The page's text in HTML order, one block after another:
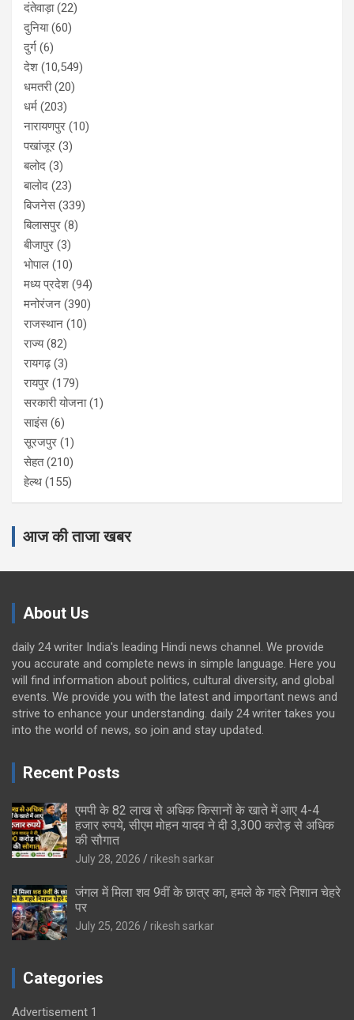
दंतेवाड़ा(22)
दुनिया(60)
दुर्ग (6)
देश (10,549)
धमतरी(20)
धर्म (203)
नारायणपुर (10)
पखांजूर (3)
बलोद (3)
बालोद (23)
बिजनेस(339)
बिलासपुर (8)
बीजापुर (3)
भोपाल (10)
मध्य प्रदेश (94)
मनोरंजन (390)
राजस्थान (10)
राज्य(82)
रायगढ़(3)
रायपुर (179)
सरकारी योजना(1)
साइंस(6)
सूरजपुर (1)
सेहत(210)
हेल्थ (155)
आज की ताजा खबर
About Us
daily 24 writer India's leading Hindi news channel. We provide
you accurate and complete news in simple language. Here you
will find information about politics, cultural diversity, and global
events. We provide you with the latest and important news and
strive to enhance your understanding. daily 24 writer takes you
into the world of news, so join and stay updated.
Recent Posts
एमपी के 82 लाख से अधिक किसानों के खाते में आए 4-4
हजार रुपये, सीएम मोहन यादव ने दी 3,300 करोड़ से अधिक
की सौगात
July 28, 2026 rikesh sarkar
जंगल में मिला शव 9वीं के छात्र का, हमले के गहरे निशान चेहरे
पर
July 25, 2026 rikesh sarkar
Categories
Advertisement 1